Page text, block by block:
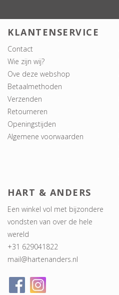
KLANTENSERVICE
Contact
Wie zijn wij?
Ove deze webshop
Betaalmethoden
Verzenden
Retourneren
Openingstijden
Algemene voorwaarden
HART & ANDERS
Een winkel vol met bijzondere
vondsten van over de hele
wereld
+31 629041822
mail@hartenanders.nl